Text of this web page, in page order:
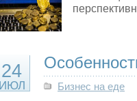
24
ИЮЛ Бизнес на еде